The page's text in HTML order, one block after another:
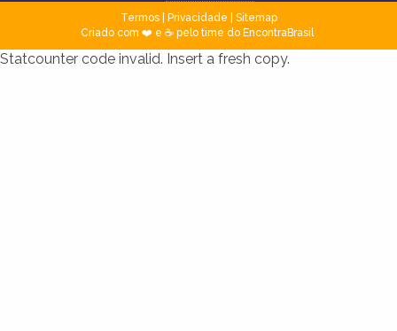
Termos| Privacidade
Sitemap
Criado com ❤️ e ☕ pelo time do EncontraBrasil
Statcounter code invalid. Insert a fresh copy.